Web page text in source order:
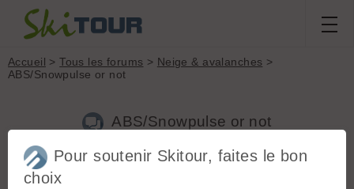
Accueil >Tous les forums > Neige & avalanches >
ABS/Snowpulse or not
ABS/Snowpulse or not
Pour soutenir Skitour, faites le bon
choix